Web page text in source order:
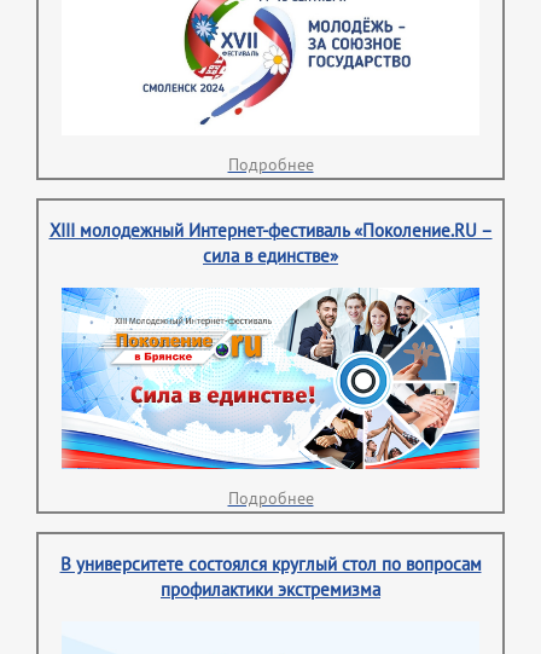
Подробнее
XIII молодежный Интернет-фестиваль «Поколение.RU –
сила в единстве»
Подробнее
В университете состоялся круглый стол по вопросам
профилактики экстремизма